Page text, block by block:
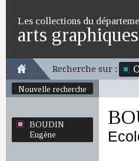
Les collections du
arts graphiques
Recherche sur :
Nouvelle recherche
BOUDIN
Eugène